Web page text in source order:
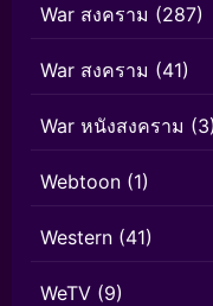
War สงคราม (287)
War สงคราม (41)
War หนังสงคราม (3)
Webtoon (1)
Western (41)
WeTV (9)